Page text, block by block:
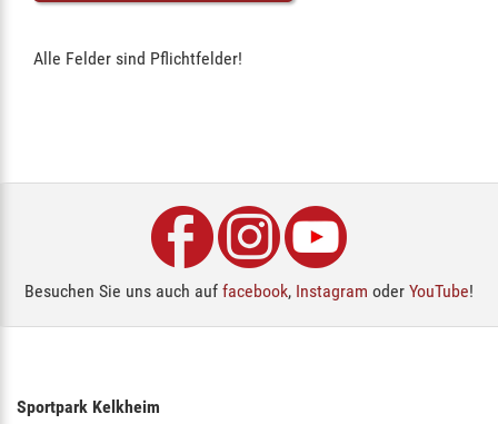
Alle Felder sind Pflichtfelder!
Besuchen Sie uns auch auf facebook, Instagram oder YouTube!
Sportpark Kelkheim